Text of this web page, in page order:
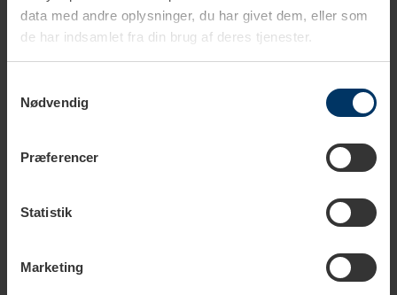
data med andre oplysninger, du har givet dem, eller som
de har indsamlet fra din brug af deres tjenester.
Nødvendig
Præferencer
Statistik
Marketing
299,95 DKK
Filterkurv Nanotech 2 Kops - 18